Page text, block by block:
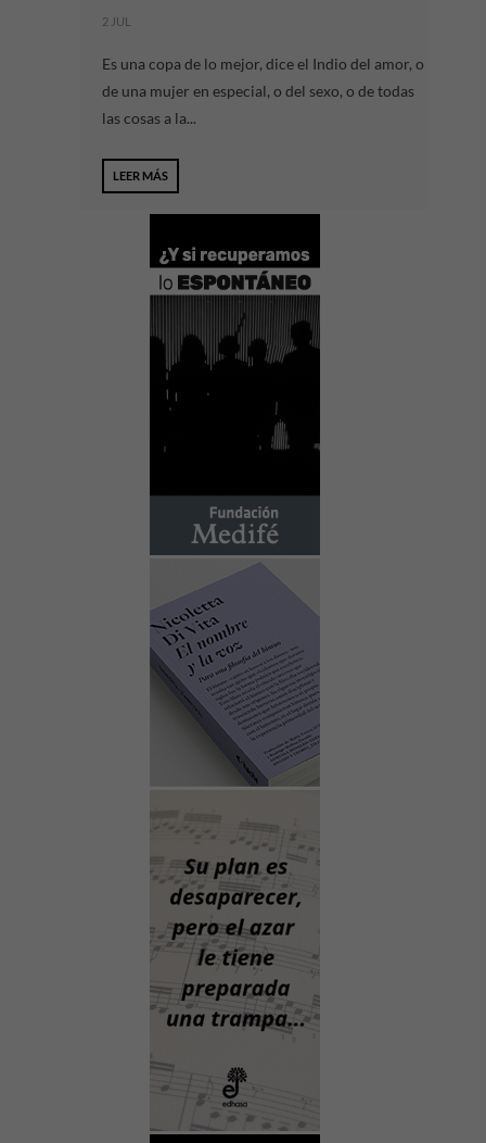
2 JUL
Es una copa de lo mejor, dice el Indio del amor, o
de una mujer en especial, o del sexo, o de todas
las cosas a la...
LEER MÁS